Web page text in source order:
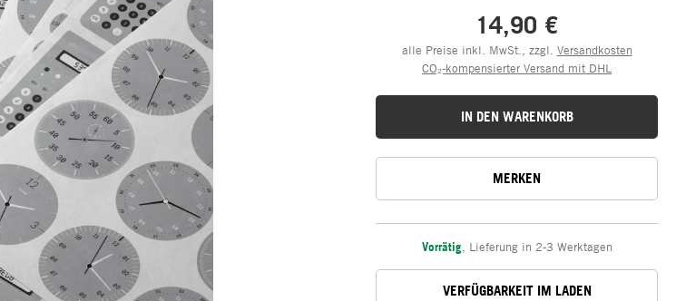
14,90 €
alle Preise inkl. MwSt., zzgl. Versandkosten
CO₂-kompensierter Versand mit DHL
IN DEN WARENKORB
MERKEN
Vorrätig, Lieferung in 2-3 Werktagen
VERFÜGBARKEIT IM LADEN